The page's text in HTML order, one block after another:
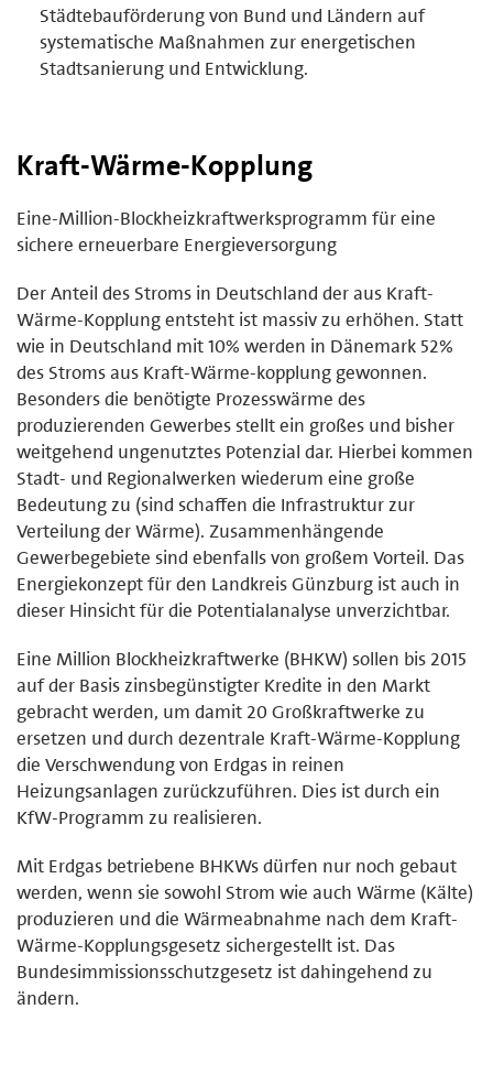
Städtebauförderung von Bund und Ländern auf
systematische Maßnahmen zur energetischen
Stadtsanierung und Entwicklung.
Kraft-Wärme-Kopplung
Eine-Million-Blockheizkraftwerksprogramm für eine
sichere erneuerbare Energieversorgung
Der Anteil des Stroms in Deutschland der aus Kraft-
Wärme-Kopplung entsteht ist massiv zu erhöhen. Statt
wie in Deutschland mit 10% werden in Dänemark 52%
des Stroms aus Kraft-Wärme-kopplung gewonnen.
Besonders die benötigte Prozesswärme des
produzierenden Gewerbes stellt ein großes und bisher
weitgehend ungenutztes Potenzial dar. Hierbei kommen
Stadt- und Regionalwerken wiederum eine große
Bedeutung zu (sind schaffen die Infrastruktur zur
Verteilung der Wärme). Zusammenhängende
Gewerbegebiete sind ebenfalls von großem Vorteil. Das
Energiekonzept für den Landkreis Günzburg ist auch in
dieser Hinsicht für die Potentialanalyse unverzichtbar.
Eine Million Blockheizkraftwerke (BHKW) sollen bis 2015
auf der Basis zinsbegünstigter Kredite in den Markt
gebracht werden, um damit 20 Großkraftwerke zu
ersetzen und durch dezentrale Kraft-Wärme-Kopplung
die Verschwendung von Erdgas in reinen
Heizungsanlagen zurückzuführen. Dies ist durch ein
KfW-Programm zu realisieren.
Mit Erdgas betriebene BHKWs dürfen nur noch gebaut
werden, wenn sie sowohl Strom wie auch Wärme (Kälte)
produzieren und die Wärmeabnahme nach dem Kraft-
Wärme-Kopplungsgesetz sichergestellt ist. Das
Bundesimmissionsschutzgesetz ist dahingehend zu
ändern.